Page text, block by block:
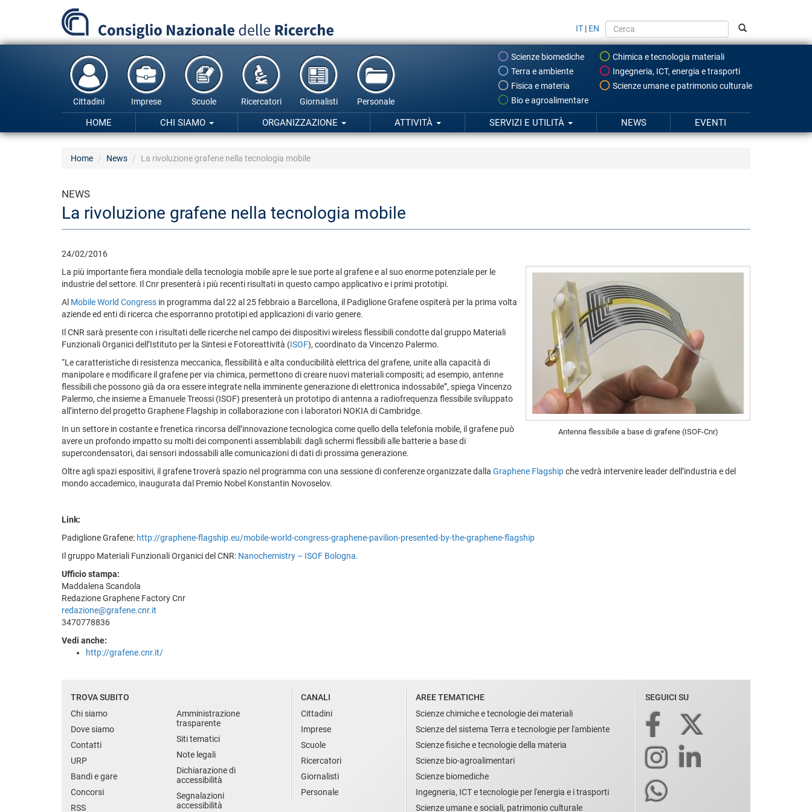
principale
IT | EN
Scienze biomediche
Chimica e tecnologia materiali
Terra e ambiente
Ingegneria, ICT, energia e trasporti
Fisica e materia
Scienze umane e patrimonio culturale
Bio e agroalimentare
Cittadini Imprese Scuole Ricercatori Giornalisti Personale
HOME CHI SIAMO ORGANIZZAZIONE ATTIVITÀ SERVIZI E UTILITÀ NEWS EVENTI
Home News La rivoluzione grafene nella tecnologia mobile
NEWS
La rivoluzione grafene nella tecnologia mobile
24/02/2016
Antenna flessibile a base di grafene (ISOF-Cnr)
La più importante fiera mondiale della tecnologia mobile apre le sue porte al grafene e al suo enorme potenziale per le
industrie del settore. Il Cnr presenterà i più recenti risultati in questo campo applicativo e i primi prototipi.
Al Mobile World Congress in programma dal 22 al 25 febbraio a Barcellona, il Padiglione Grafene ospiterà per la prima volta
aziende ed enti di ricerca che esporranno prototipi ed applicazioni di vario genere.
Il CNR sarà presente con i risultati delle ricerche nel campo dei dispositivi wireless flessibili condotte dal gruppo Materiali
Funzionali Organici dell’Istituto per la Sintesi e Fotoreattività (ISOF), coordinato da Vincenzo Palermo.
“Le caratteristiche di resistenza meccanica, flessibilità e alta conducibilità elettrica del grafene, unite alla capacità di
manipolare e modificare il grafene per via chimica, permettono di creare nuovi materiali compositi; ad esempio, antenne
flessibili che possono già da ora essere integrate nella imminente generazione di elettronica indossabile”, spiega Vincenzo
Palermo, che insieme a Emanuele Treossi (ISOF) presenterà un prototipo di antenna a radiofrequenza flessibile sviluppato
all’interno del progetto Graphene Flagship in collaborazione con i laboratori NOKIA di Cambridge.
In un settore in costante e frenetica rincorsa dell’innovazione tecnologica come quello della telefonia mobile, il grafene può
avere un profondo impatto su molti dei componenti assemblabili: dagli schermi flessibili alle batterie a base di
supercondensatori, dai sensori indossabili alle comunicazioni di dati di prossima generazione.
Oltre agli spazi espositivi, il grafene troverà spazio nel programma con una sessione di conferenze organizzate dalla Graphene Flagshipche vedrà intervenire leader dell’industria e del
mondo accademico, inaugurata dal Premio Nobel Konstantin Novoselov.
Link:
Padiglione Grafene: http://graphene-flagship.eu/mobile-world-congress-graphene-pavilion-presented-by-the-graphene-flagship
Il gruppo Materiali Funzionali Organici del CNR: Nanochemistry – ISOF Bologna.
Ufficio stampa:
Maddalena Scandola
Redazione Graphene Factory Cnr
redazione@grafene.cnr.it
3470778836
Vedi anche:
http://grafene.cnr.it/
TROVA SUBITO
Chi siamo
Dove siamo
Contatti
URP
Bandi e gare
Concorsi
RSS
Amministrazione
trasparente
Siti tematici
Note legali
Dichiarazione di
accessibilità
Segnalazioni
accessibilità
CANALI
Cittadini
Imprese
Scuole
Ricercatori
Giornalisti
Personale
AREE TEMATICHE
Scienze chimiche e tecnologie dei materiali
Scienze del sistema Terra e tecnologie per l'ambiente
Scienze fisiche e tecnologie della materia
Scienze bio-agroalimentari
Scienze biomediche
Ingegneria, ICT e tecnologie per l'energia e i trasporti
Scienze umane e sociali, patrimonio culturale
SEGUICI SU